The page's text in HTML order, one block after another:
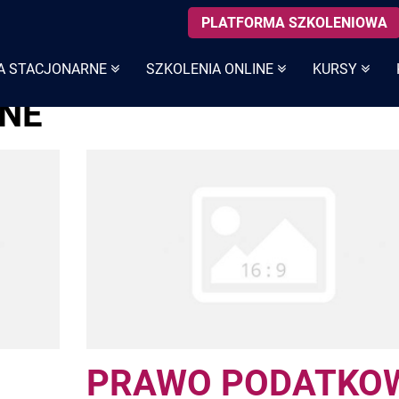
STACJONARNE SZKOLENIA ONLINE KURSY
PLATFORMA SZKOLENIOWA
PRAWO